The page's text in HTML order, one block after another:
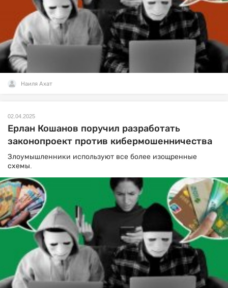
Наиля Ахат
02.04.2025
Ерлан Кошанов поручил разработать
законопроект против кибермошенничества
Злоумышленники используют все более изощренные
схемы.